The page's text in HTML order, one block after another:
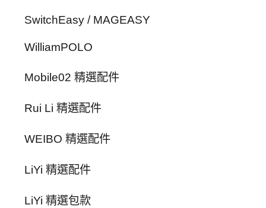
SwitchEasy / MAGEASY
WilliamPOLO
Mobile02 精選配件
Rui Li 精選配件
WEIBO 精選配件
LiYi 精選配件
LiYi 精選包款